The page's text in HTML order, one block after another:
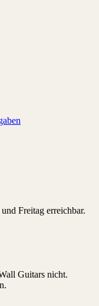
Freitag erreichbar.
Guitars nicht.